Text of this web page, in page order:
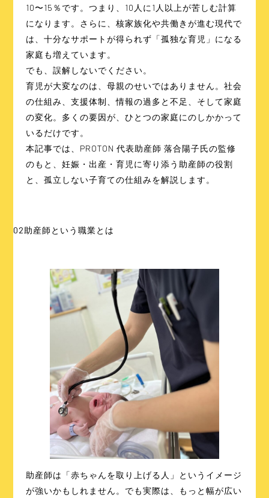
10〜15％です。つまり、10人に1人以上が苦しむ計算
になります。さらに、核家族化や共働きが進む現代で
は、十分なサポートが得られず「孤独な育児」になる
家庭も増えています。
でも、誤解しないでください。
育児が大変なのは、母親のせいではありません。社会
の仕組み、支援体制、情報の過多と不足、そして家庭
の変化。多くの要因が、ひとつの家庭にのしかかって
いるだけです。
本記事では、PROTON 代表助産師 落合陽子氏の監修
のもと、妊娠・出産・育児に寄り添う助産師の役割
と、孤立しない子育ての仕組みを解説します。
02助産師という職業とは
助産師は「赤ちゃんを取り上げる人」というイメージ
が強いかもしれません。でも実際は、もっと幅が広い